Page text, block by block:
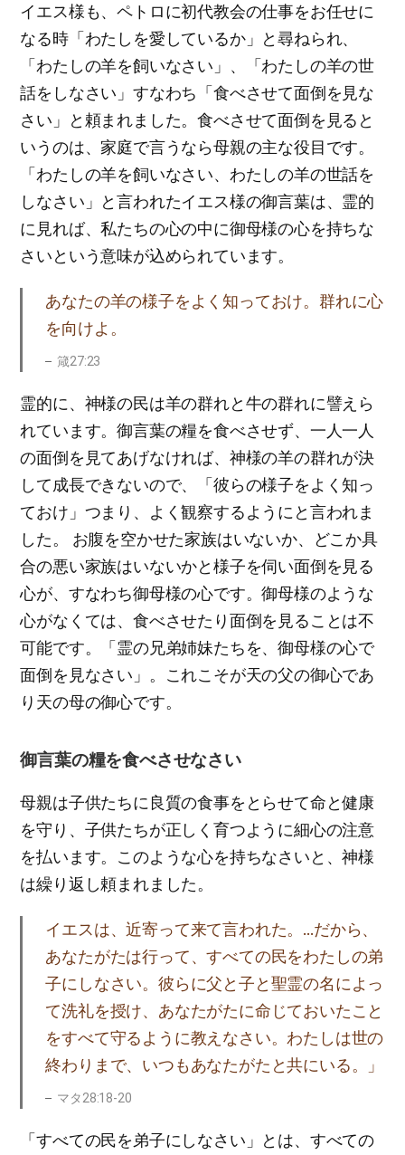
イエス様も、ペトロに初代教会の仕事をお任せに
なる時「わたしを愛しているか」と尋ねられ、
「わたしの羊を飼いなさい」、「わたしの羊の世
話をしなさい」すなわち「食べさせて面倒を見な
さい」と頼まれました。食べさせて面倒を見ると
いうのは、家庭で言うなら母親の主な役目です。
「わたしの羊を飼いなさい、わたしの羊の世話を
しなさい」と言われたイエス様の御言葉は、霊的
に見れば、私たちの心の中に御母様の心を持ちな
さいという意味が込められています。
あなたの羊の様子をよく知っておけ。群れに心
を向けよ。
箴27:23
霊的に、神様の民は羊の群れと牛の群れに譬えら
れています。御言葉の糧を食べさせず、一人一人
の面倒を見てあげなければ、神様の羊の群れが決
して成長できないので、「彼らの様子をよく知っ
ておけ」つまり、よく観察するようにと言われま
した。 お腹を空かせた家族はいないか、どこか具
合の悪い家族はいないかと様子を伺い面倒を見る
心が、すなわち御母様の心です。御母様のような
心がなくては、食べさせたり面倒を見ることは不
可能です。「霊の兄弟姉妹たちを、御母様の心で
面倒を見なさい」。これこそが天の父の御心であ
り天の母の御心です。
御言葉の糧を食べさせなさい
母親は子供たちに良質の食事をとらせて命と健康
を守り、子供たちが正しく育つように細心の注意
を払います。このような心を持ちなさいと、神様
は繰り返し頼まれました。
イエスは、近寄って来て言われた。…だから、
あなたがたは行って、すべての民をわたしの弟
子にしなさい。彼らに父と子と聖霊の名によっ
て洗礼を授け、あなたがたに命じておいたこと
をすべて守るように教えなさい。わたしは世の
終わりまで、いつもあなたがたと共にいる。」
マタ28:18-20
「すべての民を弟子にしなさい」とは、すべての